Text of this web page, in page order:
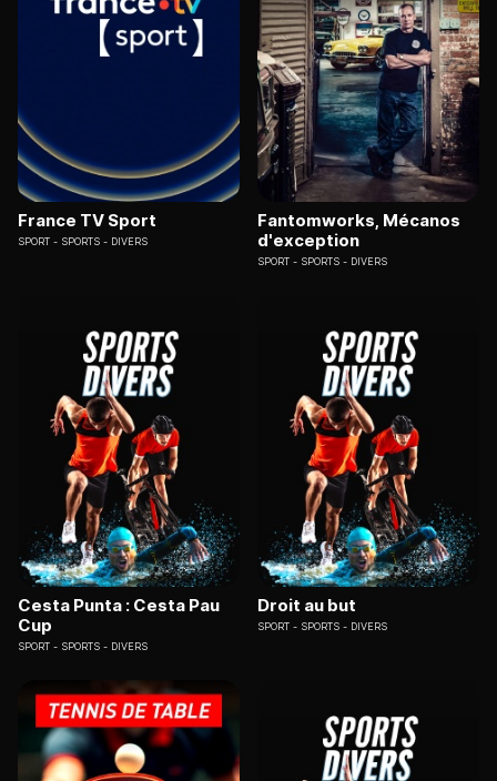
France TV Sport
SPORT SPORTS - DIVERS
Fantomworks, Mécanos
d'exception
SPORT SPORTS - DIVERS
Cesta Punta : Cesta Pau
Cup
SPORT SPORTS - DIVERS
Droit au but
SPORT SPORTS - DIVERS